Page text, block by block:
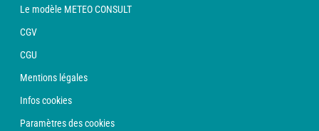
Le modèle METEO CONSULT
CGV
CGU
Mentions légales
Infos cookies
Paramètres des cookies